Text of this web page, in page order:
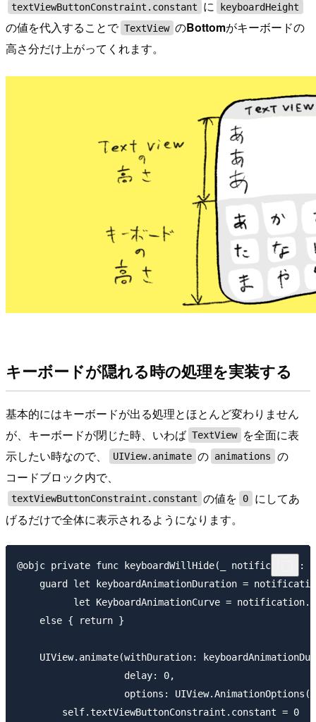
textViewButtonConstraint.constant に keyboardHeight
の値を代入することで TextView のBottomがキーボードの
高さ分だけ上がってくれます。
キーボードが隠れる時の処理を実装する
基本的にはキーボードが出る処理とほとんど変わりません
が、キーボードが閉じた時、いわば TextView
を全面に表
示したい時なので、
UIView.animate の animations
の
コードブロック内で、
textViewButtonConstraint.constant の値を 0
にしてあ
げるだけで全体に表示されるようになります。
@objc private func keyboardWillHide(_
guard let keyboardAnimationDuration =
let KeyboardAnimationCurve =
    else { return }
UIView.animate(withDuration:
                   delay: 0,
options:
        self.textViewButtonConstraint.constant = 0